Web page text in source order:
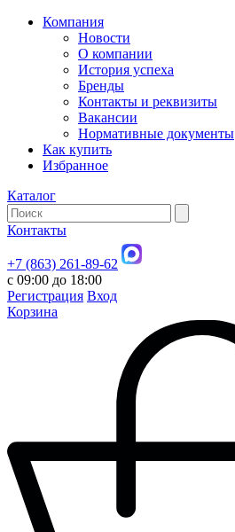
Компания
Новости
О компании
История успеха
Бренды
Контакты и реквизиты
Вакансии
Нормативные документы
Как купить
Избранное
Каталог
Контакты
+7 (863) 261-89-62
с 09:00 до 18:00
Регистрация Вход
Корзина